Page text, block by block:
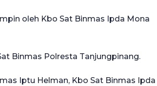
oleh Kbo Sat Binmas Ipda Mona
Binmas Polresta Tanjungpinang.
Iptu Helman, Kbo Sat Binmas Ipda